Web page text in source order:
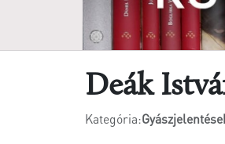
Deák
Kategória: